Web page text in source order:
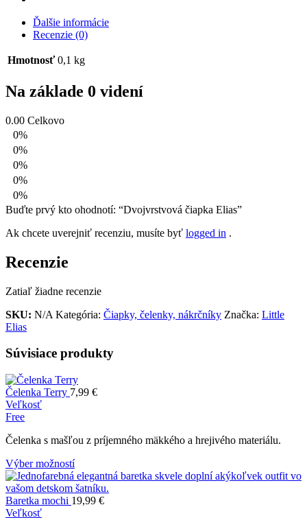
Ďalšie informácie
Recenzie (0)
Hmotnosť 0,1 kg
Na základe 0 videní
0.00 Celkovo
0%
0%
0%
0%
0%
Buďte prvý kto ohodnotí: “Dvojvrstvová čiapka Elias”
Ak chcete uverejniť recenziu, musíte byť logged in .
Recenzie
Zatiaľ žiadne recenzie
SKU: N/A Kategória: Čiapky, čelenky, nákrčníky Značka: Little
Elias
Súvisiace produkty
Čelenka Terry 7,99 €
Veľkosť
Free
Čelenka s mašľou z príjemného mäkkého a hrejivého materiálu.
Výber možností
Baretka mochi 19,99 €
Veľkosť